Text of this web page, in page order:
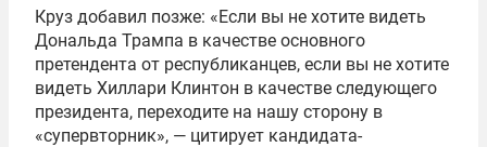
Круз добавил позже: «Если вы не хотите видеть
Дональда Трампа в качестве основного
претендента от республиканцев, если вы не хотите
видеть Хиллари Клинтон в качестве следующего
президента, переходите на нашу сторону в
«супервторник», — цитирует кандидата-